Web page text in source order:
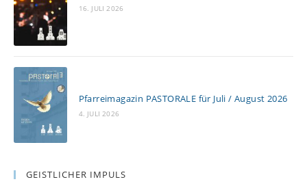
16. JULI 2026
Pfarreimagazin PASTORALE für Juli / August 2026
4. JULI 2026
GEISTLICHER IMPULS